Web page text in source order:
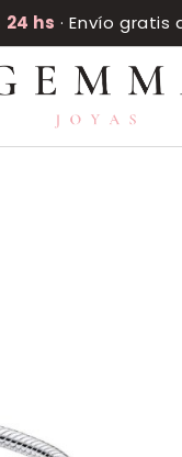
24 hs · Envío